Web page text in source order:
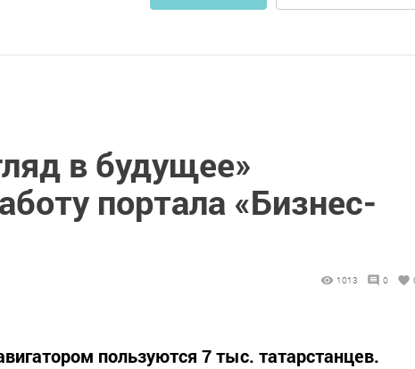
в будущее»
портала «Бизнес-
1013 0
пользуются 7 тыс. татарстанцев.